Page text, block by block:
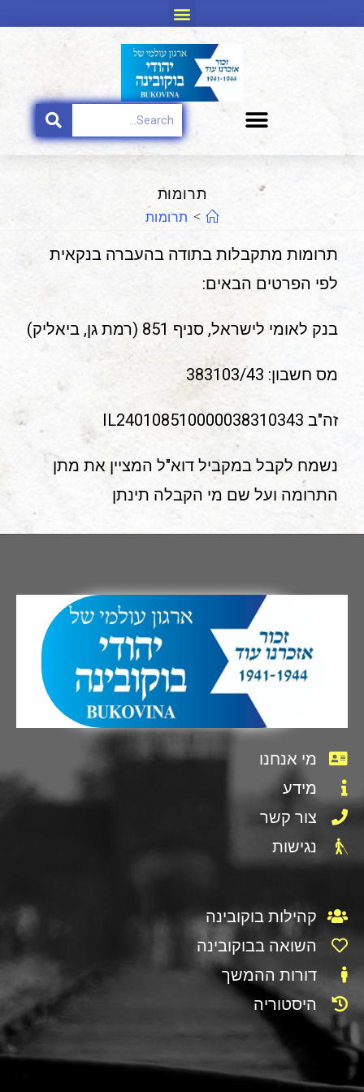
תרומות
> תרומות
תרומות מתקבלות בתודה בהעברה בנקאית
לפי הפרטים הבאים:
בנק לאומי לישראל, סניף 851 (רמת גן, ביאליק)
מס חשבון: 383103/43
זה"ב IL240108510000038310343
נשמח לקבל במקביל דוא"ל המציין את מתן
התרומה ועל שם מי הקבלה תינתן
מי אנחנו
מידע
צור קשר
נגישות
קהילות בוקובינה
השואה בבוקובינה
דורות ההמשך
היסטוריה